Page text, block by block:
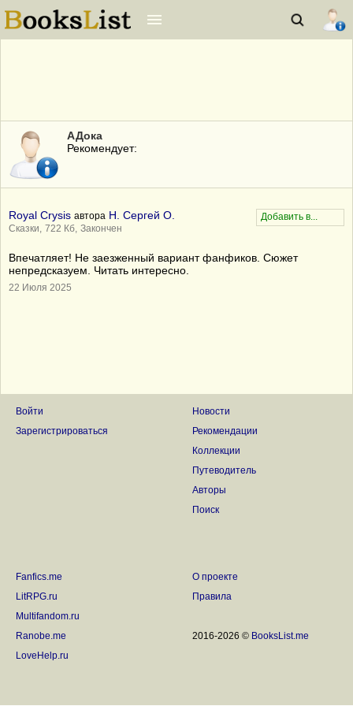
АДока
Рекомендует:
Royal Crysis автора Н. Сергей О.
Сказки, 722 Кб, Закончен
Впечатляет! Не заезженный вариант фанфиков. Сюжет
непредсказуем. Читать интересно.
22 Июля 2025
Войти
Зарегистрироваться
Новости
Рекомендации
Коллекции
Путеводитель
Авторы
Поиск
Fanfics.me
LitRPG.ru
Multifandom.ru
Ranobe.me
LoveHelp.ru
О проекте
Правила
2016-2026 © BooksList.me